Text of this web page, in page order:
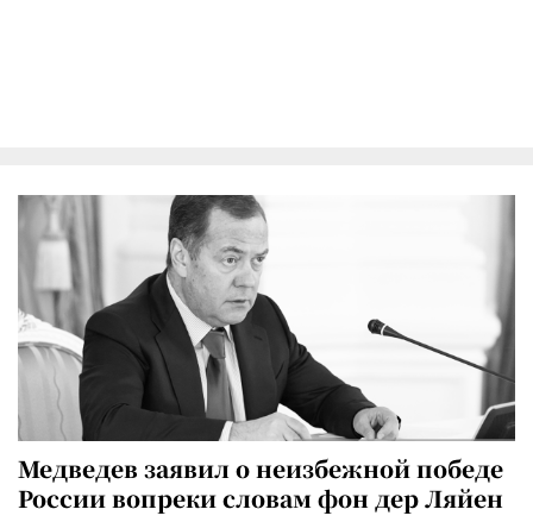
Медведев заявил о неизбежной победе
России вопреки словам фон дер Ляйен